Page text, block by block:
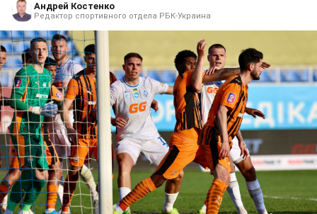
Андрей Костенко
Редактор спортивного отдела РБК-Украина